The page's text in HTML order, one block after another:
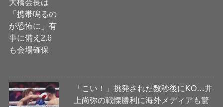
「こい！」挑発された数秒後にKO…井
上尚弥の戦慄勝利に海外メディアも驚